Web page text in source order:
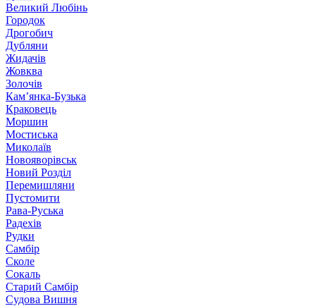
Великий Любінь
Городок
Дрогобич
Дубляни
Жидачів
Жовква
Золочів
Кам’янка-Бузька
Краковець
Моршин
Мостиська
Миколаїв
Новояворівськ
Новий Розділ
Перемишляни
Пустомити
Рава-Руська
Радехів
Рудки
Самбір
Сколе
Сокаль
Старий Самбір
Судова Вишня